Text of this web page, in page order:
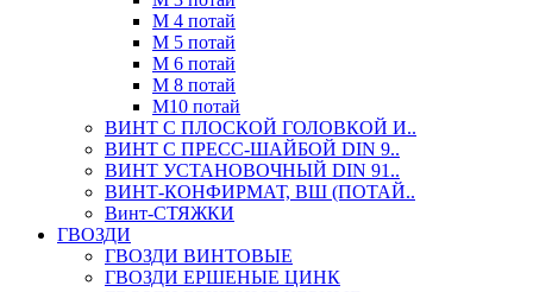
М 4 потай
М 5 потай
М 6 потай
М 8 потай
М10 потай
ВИНТ С ПЛОСКОЙ ГОЛОВКОЙ И..
ВИНТ С ПРЕСС-ШАЙБОЙ DIN 9..
ВИНТ УСТАНОВОЧНЫЙ DIN 91..
ВИНТ-КОНФИРМАТ, ВШ (ПОТАЙ..
Винт-СТЯЖКИ
ГВОЗДИ
ГВОЗДИ ВИНТОВЫЕ
ГВОЗДИ ЕРШЕНЫЕ ЦИНК